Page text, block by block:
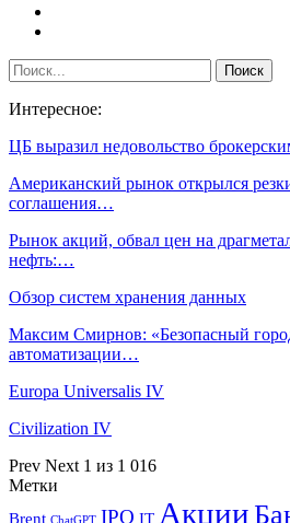
Интересное:
ЦБ выразил недовольство
Американский рынок открылся
соглашения…
Рынок акций, обвал цен на
нефть:…
Обзор систем хранения данных
Максим Смирнов: «Безопасный
автоматизации…
Europa Universalis IV
Civilization IV
Prev Next 1 из 1 016
Метки
Brent ChatGPT IPO IT Акции